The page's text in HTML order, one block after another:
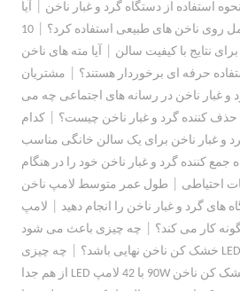
نحوه استفاده از دستگاه گرد و غبار ناخن
آیا
روی ناخن های طبیعی استفاده کرد؟
|
10
نتایج با کیفیت سالن
آیا مته های ناخن
حرفه ای برخوردار هستند؟
مشتریان
و غبار ناخن در رسانه های اجتماعی چه می
حذف کننده گرد و غبار ناخن چیست؟ |کدام
و غبار ناخن برای یک سالن خانگی مناسب
کننده گرد و غبار ناخن خود را در هنگام
احتیاطی
طول عمر متوسط ​​لامپ ناخن
های گرد و غبار ناخن را انجام دهید
لامپ
کار می کند؟
چه چیزی باعث می شود
چه چیزی
باعث می شود دستگاه خشک کن ناخن 90W با 42 لامپ LED از هم جدا